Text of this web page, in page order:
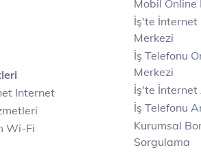
Internet
Wi-Fi
Mobil Online
İş'te İnternet
Merkezi
İş Telefonu
Merkezi
İş'te İnternet
İş Telefonu
Kurumsal
Sorgulama